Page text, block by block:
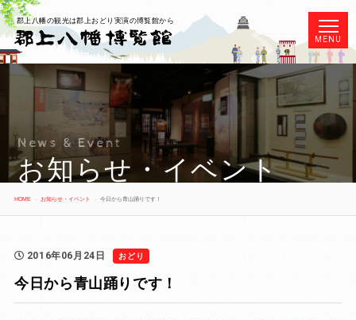
郡上八幡の観光は郡上おどり実演の博覧館から
News & Event
お知らせ・イベント
HOME お知らせ・イベント 今日から青山踊りです！
2016年06月24日 おどり
今日から青山踊りです！
MENU